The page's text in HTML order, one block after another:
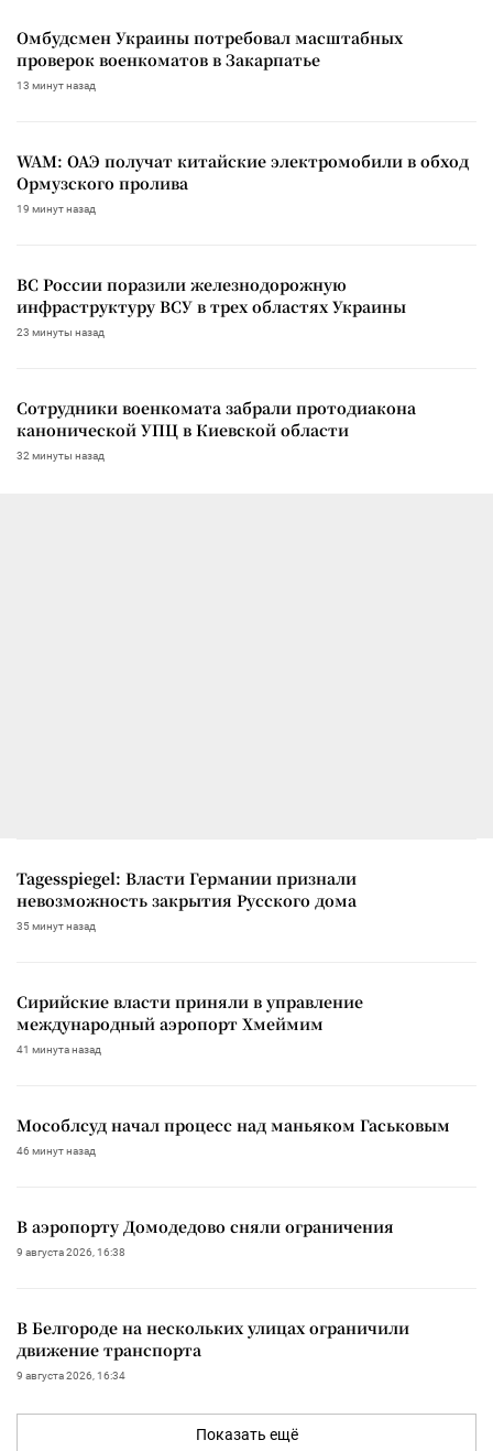
Омбудсмен Украины потребовал масштабных
проверок военкоматов в Закарпатье
13 минут назад
WAM: ОАЭ получат китайские электромобили в обход
Ормузского пролива
19 минут назад
ВС России поразили железнодорожную
инфраструктуру ВСУ в трех областях Украины
23 минуты назад
Сотрудники военкомата забрали протодиакона
канонической УПЦ в Киевской области
32 минуты назад
Tagesspiegel: Власти Германии признали
невозможность закрытия Русского дома
35 минут назад
Сирийские власти приняли в управление
международный аэропорт Хмеймим
41 минута назад
Мособлсуд начал процесс над маньяком Гаськовым
46 минут назад
В аэропорту Домодедово сняли ограничения
9 августа 2026, 16:38
В Белгороде на нескольких улицах ограничили
движение транспорта
9 августа 2026, 16:34
Показать ещё